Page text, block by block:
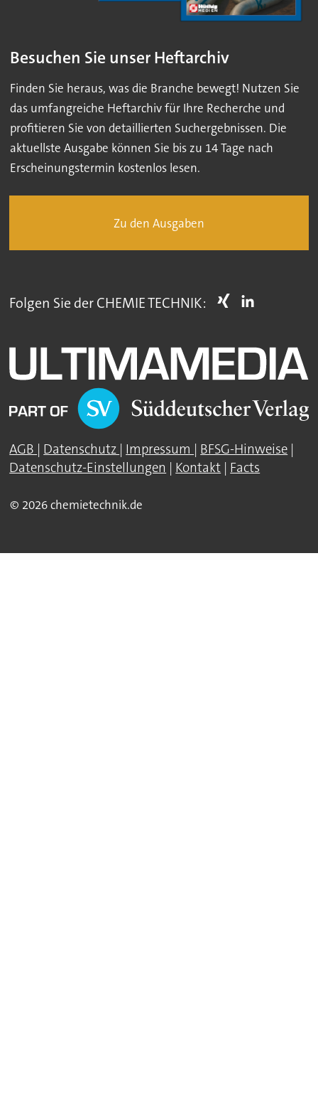
Besuchen Sie unser Heftarchiv
Finden Sie heraus, was die Branche bewegt! Nutzen Sie
das umfangreiche Heftarchiv für Ihre Recherche und
profitieren Sie von detaillierten Suchergebnissen. Die
aktuellste Ausgabe können Sie bis zu 14 Tage nach
Erscheinungstermin kostenlos lesen.
Zu den Ausgaben
Folgen Sie der CHEMIE TECHNIK:
AGB | Datenschutz | Impressum | BFSG-Hinweise |
Datenschutz-Einstellungen | Kontakt | Facts
© 2026 chemietechnik.de